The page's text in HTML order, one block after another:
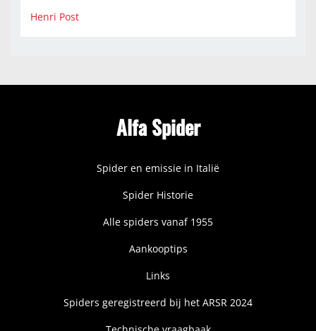
Henri Post
Alfa Spider
Spider en emissie in Italië
Spider Historie
Alle spiders vanaf 1955
Aankooptips
Links
Spiders geregistreerd bij het ARSR 2024